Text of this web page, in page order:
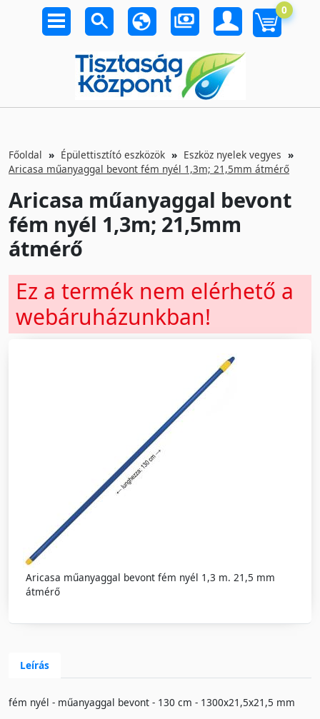
0
Főoldal Épülettisztító eszközök
Eszköz nyelek vegyes
Aricasa műanyaggal bevont fém nyél 1,3m; 21,5mm átmérő
Aricasa műanyaggal bevont
fém nyél 1,3m; 21,5mm
átmérő
Ez a termék nem elérhető a
webáruházunkban!
Aricasa műanyaggal bevont fém nyél 1,3 m. 21,5 mm
átmérő
Leírás
fém nyél - műanyaggal bevont - 130 cm - 1300x21,5x21,5 mm